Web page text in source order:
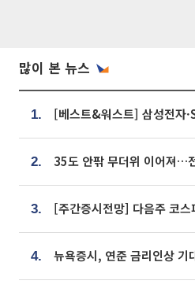
많이 본 뉴스
1.
2.
3.
4.